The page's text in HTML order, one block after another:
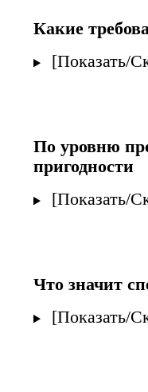
Какие
[Показать/
По уровню
пригодности
[Показать/
Что значит
[Показать/